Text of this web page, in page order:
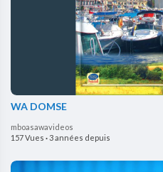
WA DOMSE
mboasawavideos
157 Vues ·3 années depuis